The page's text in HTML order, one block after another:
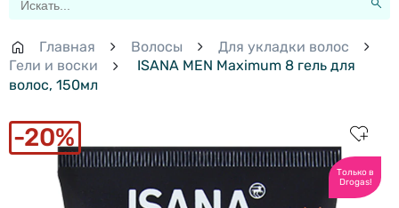
Главная Волосы
Для укладки волос
Гели и воски
ISANA MEN Maximum 8 гель для
волос, 150мл
20%
Только в
Drogas!